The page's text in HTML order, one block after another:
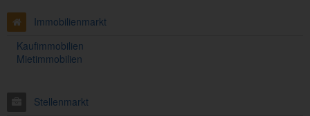
Immobilienmarkt
Kaufimmobilien
Mietimmobilien
Stellenmarkt